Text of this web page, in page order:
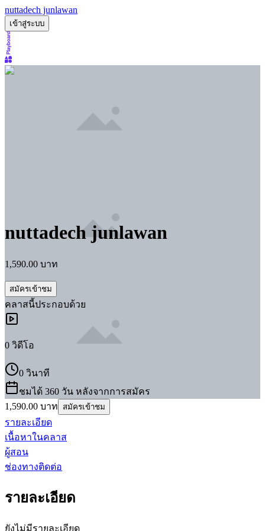
nuttadech junlawan
เข้าสู่ระบบ
nuttadech junlawan
1,590.00 บาท
สมัครเข้าชม
คลาสนี้ประกอบด้วย
0 วิดีโอ
0 วินาที
ชมได้ 360 วัน หลังจากการสมัคร
1,590.00 บาท สมัครเข้าชม
รายละเอียด
เนื้อหาในคลาส
ผู้สอน
ช่องทางติดต่อ
รายละเอียด
ยังไม่มีรายละเอียด